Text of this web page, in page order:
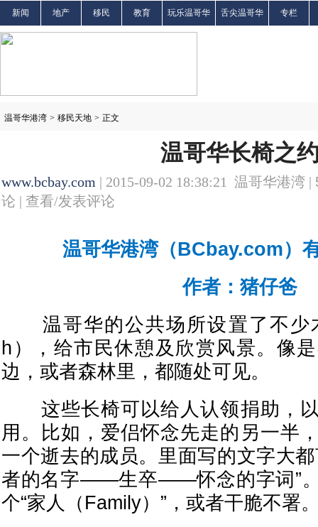
新闻 地产 移民 教育 玩乐温哥华 舌尖温哥华 专栏
温哥华港湾 > 移民天地 > 正文
温哥华长椅之
www.bcbay.com | 2015-09-02 18:38:21 温哥华港湾 |
论 | 查看/发表评论
温哥华港湾（BCbay.com）
作者：猪仔爸
温哥华的公共场所设置了不少
h），给市民休憩及欣赏风景。像
边，或者森林里，都随处可见。
这些长椅可以给人认领捐助，以
用。比如，爱侣怀念先走的另一半
一个逝去的成员。里面写的文字大
者的名字——生卒——怀念的字词”
个“家人（Family）”，或者干脆不署